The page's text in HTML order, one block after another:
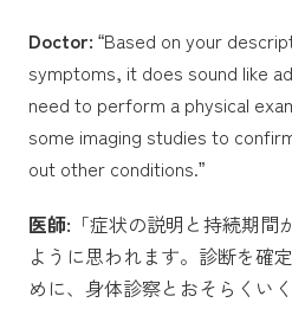
Doctor: “Based on your
symptoms, it does sound like
need to perform a physical
some imaging studies to
out other conditions.”
医師: 「症状の説明と持続期
ように思われます。診断を確
めに、身体診察とおそらくい